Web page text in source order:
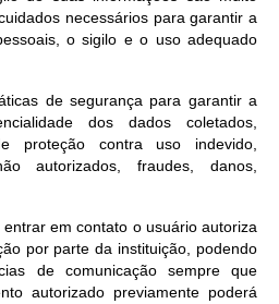
necessários para garantir a
o sigilo e o uso adequado
de segurança para garantir a
dos dados coletados,
proteção contra uso indevido,
autorizados, fraudes, danos,
em contato o usuário autoriza
por parte da instituição, podendo
de comunicação sempre que
autorizado previamente poderá